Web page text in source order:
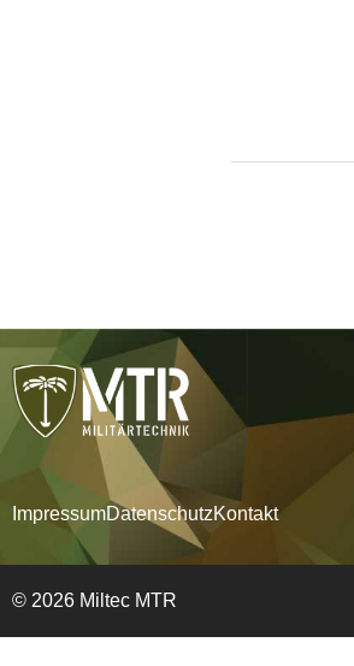
ImpressumDatenschutzKontakt
© 2026 Miltec MTR